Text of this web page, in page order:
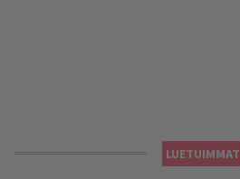
LUETUIMMAT